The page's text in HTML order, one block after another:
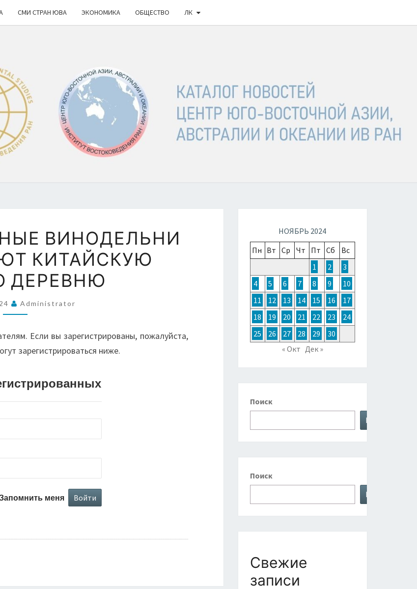
СМИ СТРАН ЮВА ЭКОНОМИКА ОБЩЕСТВО ЛК
КАТАЛОГ
НОВОСТЕЙ
ВОСТОЧНОЙ
АЗИИ,
АВСТРАЛИИ
И ОКЕАНИИ
ИВ
РАН
ВИНОДЕЛЬНИ
ПРЕОБРАЖАЮТ
КИТАЙСКУЮ
ГОРНУЮ
ДЕРЕВНЮ
ВИНОДЕЛЬНИ
КИТАЙСКУЮ
ДЕРЕВНЮ
Administrator
Если вы зарегистрированы, пожалуйста,
зарегистрироваться ниже.
меня
НОЯБРЬ 2024
Пн Вт Ср Чт Пт Сб
Вс
1
2
3
4
5 6 7 8 9
10
11
12 13 14 15 16
17
18
19 20 21 22 23
24
25
26 27 28 29
30
« Окт Дек »
Поиск
Поиск
Поиск
Поиск
Свежие
записи